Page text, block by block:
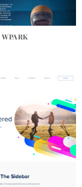
WPARK